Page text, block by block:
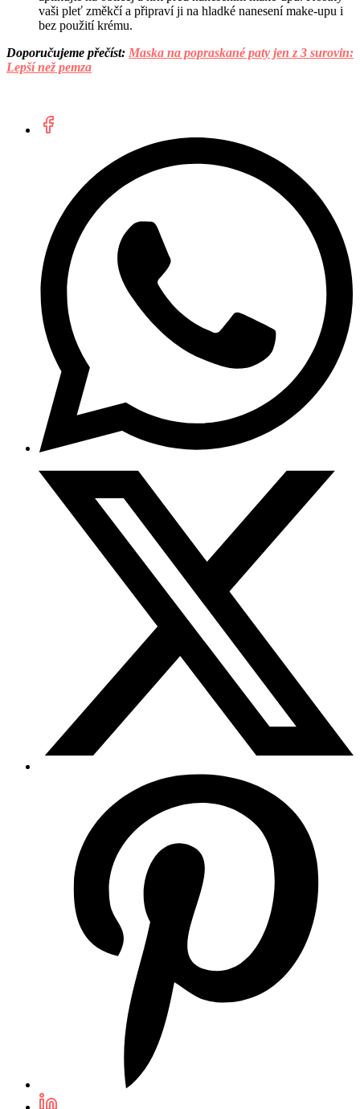
vaši pleť změkčí a připraví ji na hladké nanesení make-upu i
bez použití krému.
Doporučujeme přečíst: Maska na popraskané paty jen z 3 surovin:
Lepší než pemza